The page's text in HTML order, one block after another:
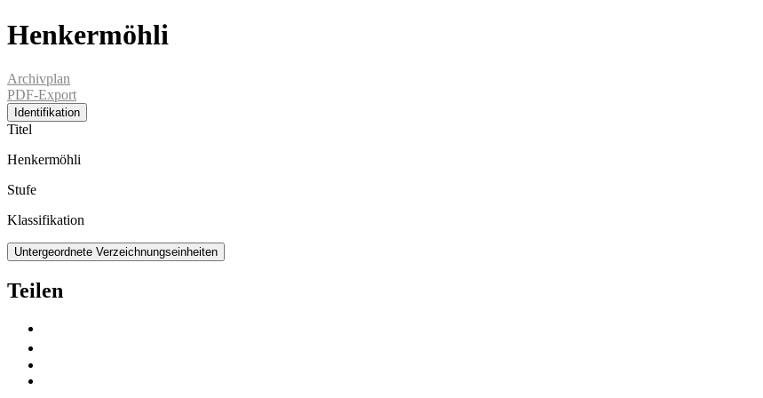
Henkermöhli
Archivplan
PDF-Export
Identifikation
Titel
Henkermöhli
Stufe
Klassifikation
Untergeordnete Verzeichnungseinheiten
Teilen